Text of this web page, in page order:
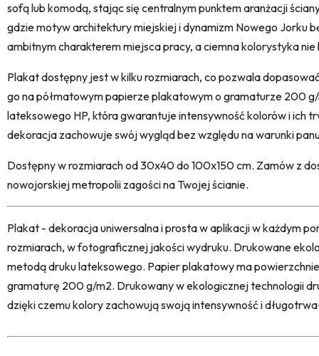
sofą lub komodą, stając się centralnym punktem aranżacji
gdzie motyw architektury miejskiej i dynamizm Nowego Jorku
ambitnym charakterem miejsca pracy, a ciemna kolorystyka
Plakat dostępny jest w kilku rozmiarach, co pozwala
go na półmatowym papierze plakatowym o gramaturze 200
lateksowego HP, która gwarantuje intensywność kolorów i ich
dekoracja zachowuje swój wygląd bez względu na warunki
Dostępny w rozmiarach od 30x40 do 100x150 cm. Zamów z
nowojorskiej metropolii zagości na Twojej ścianie.
Plakat - dekoracja uniwersalna i prosta w aplikacji w każdym
rozmiarach, w fotograficznej jakości wydruku. Drukowane
metodą druku lateksowego. Papier plakatowy ma
gramaturę 200 g/m2. Drukowany w ekologicznej technologii
dzięki czemu kolory zachowują swoją intensywność i